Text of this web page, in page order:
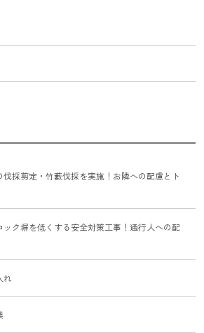
伐採剪定・竹藪伐採を実施！お隣への配慮とト
ック塀を低くする安全対策工事！通行人への配
れ